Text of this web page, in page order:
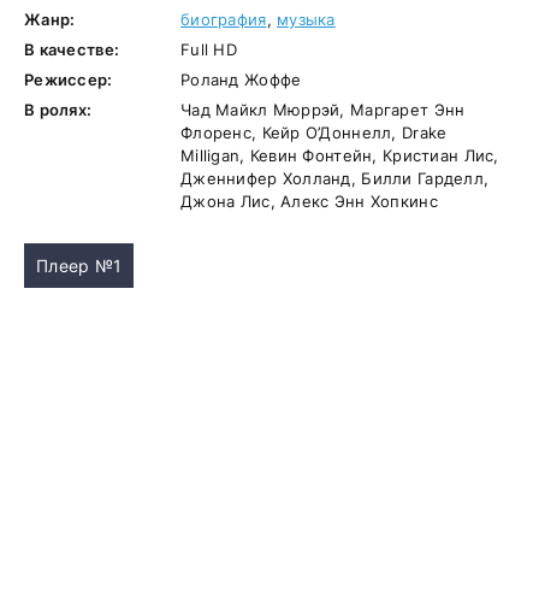
Жанр:
биография, музыка
В качестве:
Full HD
Режиссер:
Роланд Жоффе
В ролях:
Чад Майкл Мюррэй, Маргарет Энн
Флоренс, Кейр О’Доннелл, Drake
Milligan, Кевин Фонтейн, Кристиан Лис,
Дженнифер Холланд, Билли Гарделл,
Джона Лис, Алекс Энн Хопкинс
Плеер №1